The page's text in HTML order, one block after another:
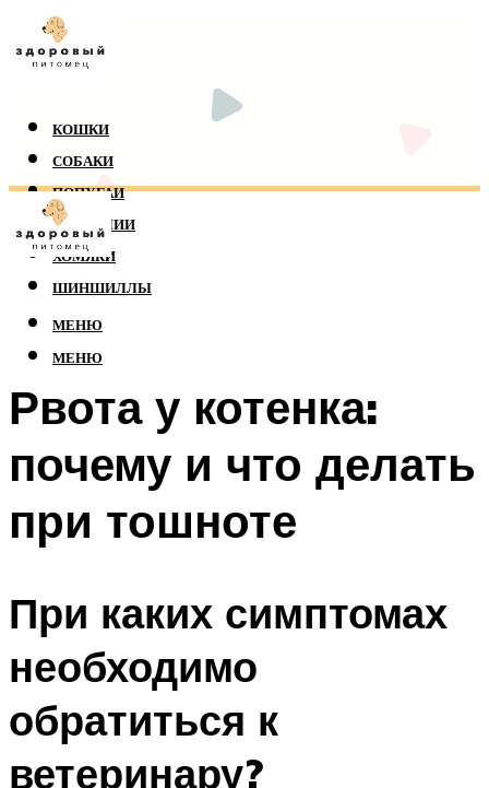
КОШКИ
СОБАКИ
ПОПУГАИ
РЕПТИЛИИ
ХОМЯКИ
ШИНШИЛЛЫ
МЕНЮ
МЕНЮ
Рвота у котенка:
почему и что делать
при тошноте
При каких симптомах
необходимо
обратиться к
ветеринару?